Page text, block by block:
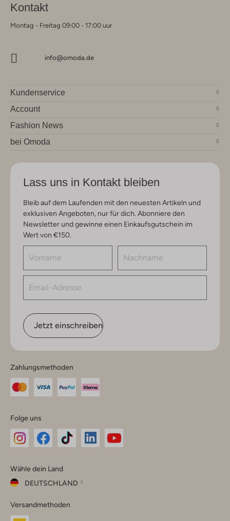
Kontakt
Montag - Freitag 09:00 - 17:00 uur
info@omoda.de
Kundenservice
Account
Fashion News
bei Omoda
Lass uns in Kontakt bleiben
Bleib auf dem Laufenden mit den neuesten Artikeln und
exklusiven Angeboten, nur für dich. Abonniere den
Newsletter und gewinne einen Einkaufsgutschein im
Wert von €150.
Jetzt einschreiben
Zahlungsmethoden
Folge uns
Instagram
Facebook
TikTok
Wähle dein Land
DEUTSCHLAND
dein
Land
Versandmethoden